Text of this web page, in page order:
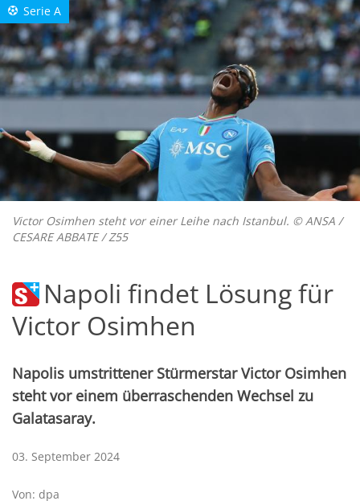
a Serie A
Victor Osimhen steht vor einer Leihe nach Istanbul. © ANSA /
CESARE ABBATE / Z55
Napoli findet Lösung für
Victor Osimhen
Napolis umstrittener Stürmerstar Victor Osimhen
steht vor einem überraschenden Wechsel zu
Galatasaray.
03. September 2024
Von: dpa